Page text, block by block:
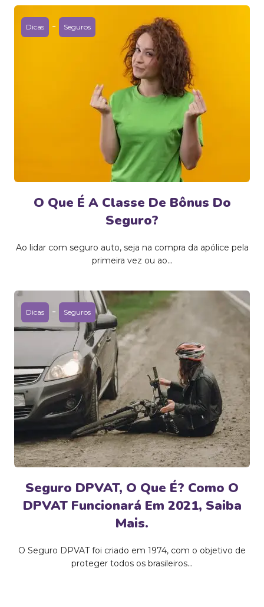
Dicas - Seguros
O Que É A Classe De Bônus Do
Seguro?
Ao lidar com seguro auto, seja na compra da apólice pela
primeira vez ou ao...
Dicas - Seguros
Seguro DPVAT, O Que É? Como O
DPVAT Funcionará Em 2021, Saiba
Mais.
O Seguro DPVAT foi criado em 1974, com o objetivo de
proteger todos os brasileiros...